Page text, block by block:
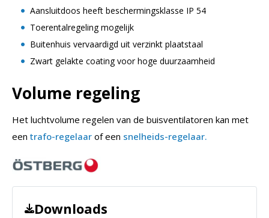
Aansluitdoos heeft beschermingsklasse IP 54
Toerentalregeling mogelijk
Buitenhuis vervaardigd uit verzinkt plaatstaal
Zwart gelakte coating voor hoge duurzaamheid
Volume regeling
Het luchtvolume regelen van de buisventilatoren kan met
een trafo-regelaar of een snelheids-regelaar.
Downloads